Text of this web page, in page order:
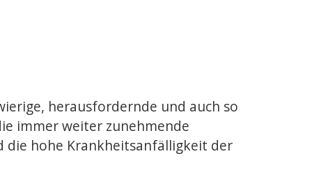
herausfordernde und auch so
immer weiter zunehmende
die hohe Krankheitsanfälligkeit der